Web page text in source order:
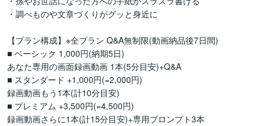
・調べものや文章づくりがグッと身近に
【プラン構成】※全プラン Q&A無制限(動画納品後7日間)
■ ベーシック 1,000円(納期5日)
あなた専用の画面録画動画 1本(5分目安)+Q&A
■ スタンダード +1,000円(=2,000円)
録画動画もう1本(計10分目安)
■ プレミアム +3,500円(=4,500円)
録画動画さらに1本(計15分目安)+専用プロンプト3本